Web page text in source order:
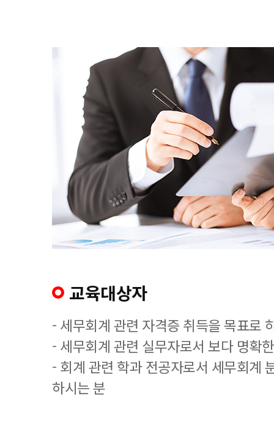
교육대상자
- 세무회계 관련 자격증 취득을 목표로
- 세무회계 관련 실무자로서 보다 명확
- 회계 관련 학과 전공자로서 세무회계
하시는 분